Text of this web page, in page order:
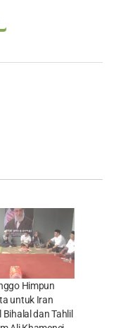
Himpun
untuk Iran
dan Tahlil